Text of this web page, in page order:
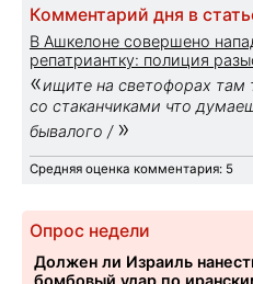
Комментарий дня в
В Ашкелоне совершено
репатриантку: полиция
«ищите на светофорах там
со стаканчиками что
бывалого / »
Средняя оценка комментария: 5
Опрос недели
Должен ли Израиль
бомбовый удар по